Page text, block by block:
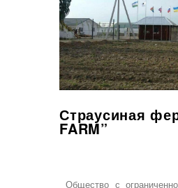
Страусиная
FARM”
Общество с